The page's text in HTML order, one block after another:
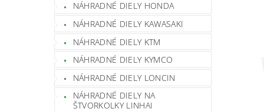
NÁHRADNÉ DIELY HONDA
NÁHRADNÉ DIELY KAWASAKI
NÁHRADNÉ DIELY KTM
NÁHRADNÉ DIELY KYMCO
NÁHRADNÉ DIELY LONCIN
NÁHRADNÉ DIELY NA
ŠTVORKOLKY LINHAI